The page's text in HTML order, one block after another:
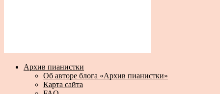
Архив пианистки
Об авторе блога «Архив пианистки»
Карта сайта